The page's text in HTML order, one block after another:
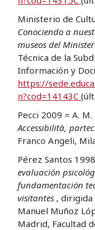
Ministerio de
Conociendo a
museos del
Técnica de la
Información y
https://
n?cod=14143C
Pecci 2009 = A. M.
Accessibilità,
Franco Angeli,
Pérez Santos
evaluación
fundamentación
visitantes , dirigida
Manuel Muñoz
Madrid, Facultad